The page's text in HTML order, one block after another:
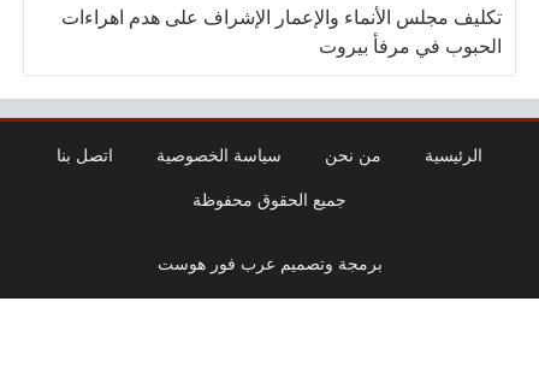
تكليف مجلس الأنماء والإعمار الإشراف على هدم اهراءات
الحبوب في مرفأ بيروت
الرئيسية من نحن سياسة الخصوصية اتصل بنا
جميع الحقوق محفوظة
برمجة وتصميم عرب فور هوست